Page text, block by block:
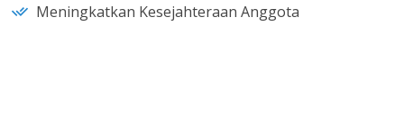
Meningkatkan Kesejahteraan Anggota